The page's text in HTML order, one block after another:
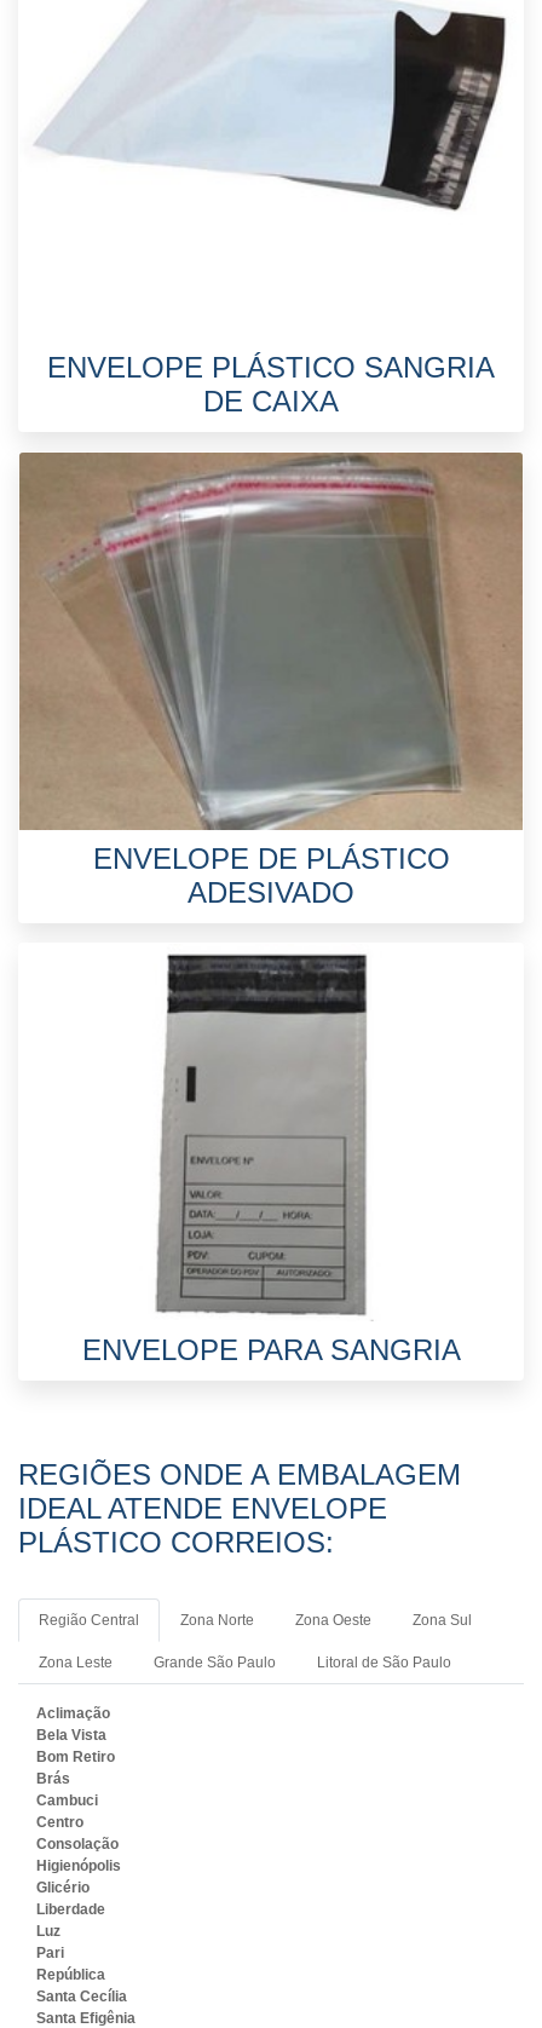
ENVELOPE PLÁSTICO SANGRIA
DE CAIXA
ENVELOPE DE PLÁSTICO
ADESIVADO
ENVELOPE PARA SANGRIA
REGIÕES ONDE A EMBALAGEM
IDEAL ATENDE ENVELOPE
PLÁSTICO CORREIOS:
Região Central Zona Norte Zona Oeste Zona Sul
Zona Leste Grande São Paulo Litoral de São Paulo
Aclimação
Bela Vista
Bom Retiro
Brás
Cambuci
Centro
Consolação
Higienópolis
Glicério
Liberdade
Luz
Pari
República
Santa Cecília
Santa Efigênia